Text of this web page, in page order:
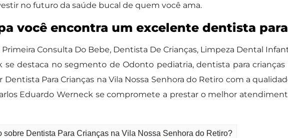
no futuro da saúde bucal de quem você ama.
você encontra um excelente dentista
Consulta Do Bebe, Dentista De Crianças, Limpeza Dental
se destaca no segmento de Odonto pediatria, dentista para
Para Crianças na Vila Nossa Senhora do Retiro com a
Eduardo Werneck se compromete a prestar o melhor
sobre Dentista Para Crianças na Vila Nossa Senhora do Retiro?